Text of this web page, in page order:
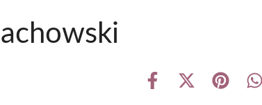
Share
Share Share